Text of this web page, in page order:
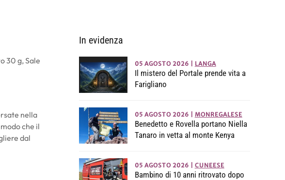
30 g, Sale
nella
che il
dal
In evidenza
05 AGOSTO 2026 LANGA
Il mistero del Portale prende vita a
Farigliano
05 AGOSTO 2026 MONREGALESE
Benedetto e Rovella portano Niella
Tanaro in vetta al monte Kenya
05 AGOSTO 2026 CUNEESE
Bambino di 10 anni ritrovato dopo